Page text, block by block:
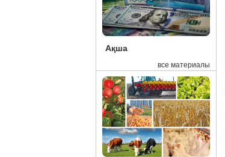
Ақша
все материалы